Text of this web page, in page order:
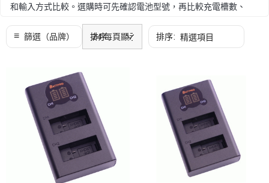
和輸入方式比較。選購時可先確認電池型號，再比較充電槽數、
選購時可先確認電池型號，再比較充電槽數、USB-C 或 Micro USB
輸入、顯示方式和攜帶需要。